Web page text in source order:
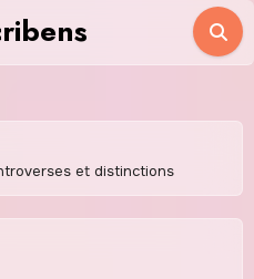
et distinctions